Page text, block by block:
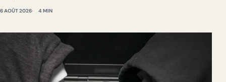
6 AOÛT 2026 4 MIN